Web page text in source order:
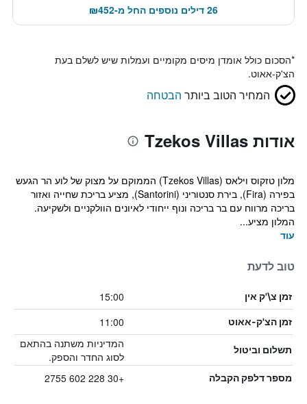
26 דילים נוספים החל מ-₪452
*הסכום כולל אומדן מיסים מקומיים ועמלות שיש לשלם בעת
הצ'ק-אאוט.
המחיר הטוב ביותר הבטחה
אודות Tzekos Villas
מלון טזקוס וילאס (Tzekos Villas) הממוקם על מצוק של לוע הר הגעש
בפירה (Fira), בירת סנטוריני (Santorini), מציע בריכת שחייה ואזור
בריכה מרווח עם בר בריכה ונוף ייחודי לאיונים הוולקניים ולשקיעה.
המלון מציע...
עוד
טוב לדעת
זמן צ\'ק אין 15:00
זמן הצ'ק-אאוט 11:00
תשלום וביטול
המדיניות משתנה בהתאם
לסוג החדר והספק.
מספר דלפק הקבלה +30 228 602 2755